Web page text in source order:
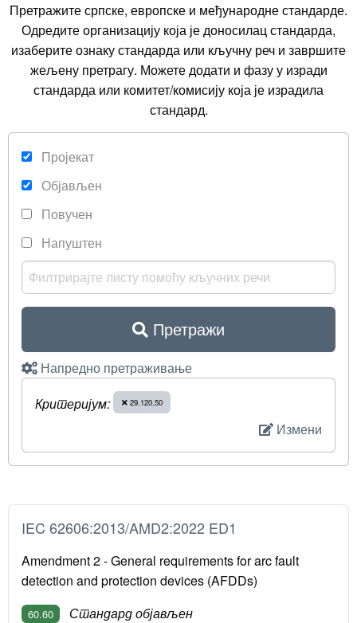
Претражите српске, европске и међународне стандарде.
Одредите организацију која је доносилац стандарда,
изаберите ознаку стандарда или кључну реч и завршите
жељену претрагу. Можете додати и фазу у изради
стандарда или комитет/комисију која је израдила
стандард.
Пројекат
Објављен
Повучен
Напуштен
Претражи
Напредно претраживање
Критеријум:
29.120.50
Измени
IEC 62606:2013/AMD2:2022 ED1
Amendment 2 - General requirements for arc fault
detection and protection devices (AFDDs)
60.60 Стандард објављен